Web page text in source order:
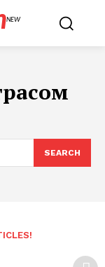
NEW
SEARCH